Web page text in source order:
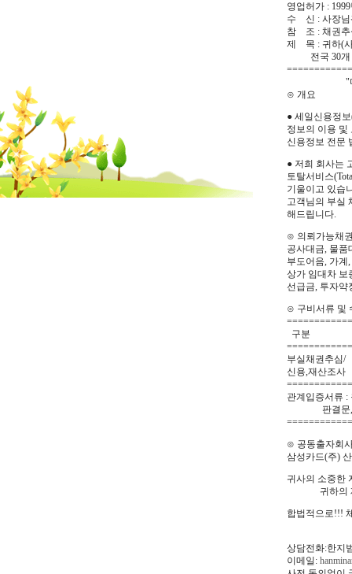
영업허가 :
수 신 : 사장님
참 조 : 채권추
제 목 : 귀하(사
전국 30개 지
"미수채
⊙ 개요
● 세일신용정
정보의 이용 및
신용정보 전문
● 저희 회사는
토탈서비스
기울이고 있습
고객님의 부실
해드립니다.
⊙ 의뢰가능채
공사대금, 물품
부도어음, 가계
상가 임대차 보
선급금, 투자약
⊙ 구비서류 및
구분
부실채권추
신용,재산조사
관계입증서류 :
판결문, 공
⊙ 공동출자회
삼성카드(주)
귀사의 소중한
귀하의 재산
합법적으로!!!
상담전화:한지
이메일: